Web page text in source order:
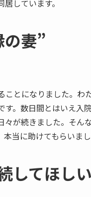
しています。
妻”
とになりました。わ
。数日間とはいえ入院
が続きました。そん
当に助けてもらいまし
して​ほしい